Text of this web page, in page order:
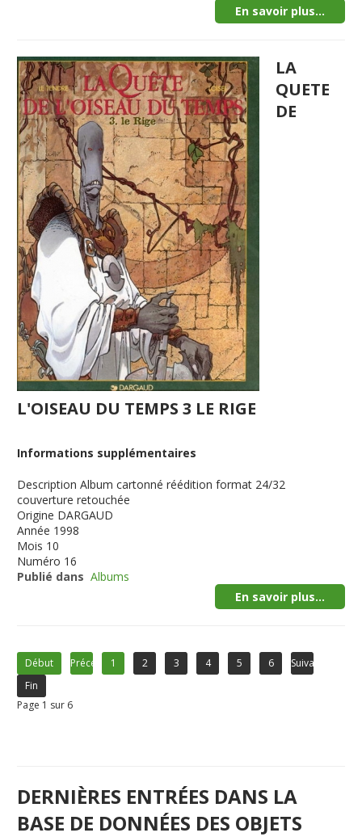
En savoir plus...
LA
QUETE
DE
L'OISEAU DU TEMPS 3 LE RIGE
Informations supplémentaires
Description Album cartonné réédition format 24/32
couverture retouchée
Origine DARGAUD
Année 1998
Mois 10
Numéro 16
Publié dans Albums
En savoir plus...
Début Précédent1 2 3 4 5 6
Suivant
Fin
Page 1 sur 6
DERNIÈRES ENTRÉES DANS LA
BASE DE DONNÉES DES OBJETS